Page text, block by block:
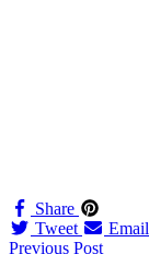
Share
Tweet
Email
Previous Post